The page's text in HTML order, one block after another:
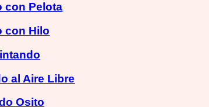
con Pelota
con Hilo
al Aire Libre
Osito